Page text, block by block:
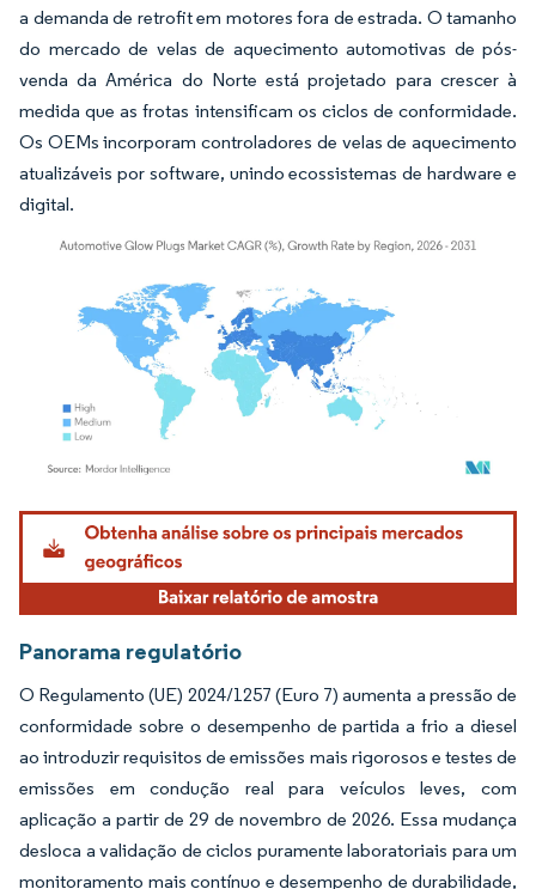
a demanda de retrofit em motores fora de estrada. O tamanho
do mercado de velas de aquecimento automotivas de pós-
venda da América do Norte está projetado para crescer à
medida que as frotas intensificam os ciclos de conformidade.
Os OEMs incorporam controladores de velas de aquecimento
atualizáveis por software, unindo ecossistemas de hardware e
digital.
Imagem © Mordor Intelligence. O reuso requer atribuição conforme CC BY 4.0.
Panorama regulatório
O Regulamento (UE) 2024/1257 (Euro 7) aumenta a pressão de
conformidade sobre o desempenho de partida a frio a diesel
ao introduzir requisitos de emissões mais rigorosos e testes de
emissões em condução real para veículos leves, com
aplicação a partir de 29 de novembro de 2026. Essa mudança
desloca a validação de ciclos puramente laboratoriais para um
monitoramento mais contínuo e desempenho de durabilidade,